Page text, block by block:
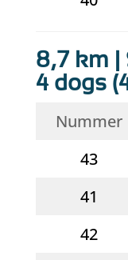
8,7 km |
4 dogs
Nummer
43
41
42